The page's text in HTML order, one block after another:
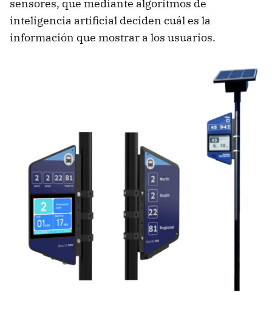
sensores, que mediante algoritmos de
inteligencia artificial deciden cuál es la
información que mostrar a los usuarios.